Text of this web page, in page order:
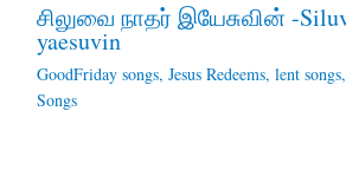
சிலுவை நாதர் இயேசுவின் -
yaesuvin
GoodFriday songs, Jesus Redeems, lent songs,
Songs